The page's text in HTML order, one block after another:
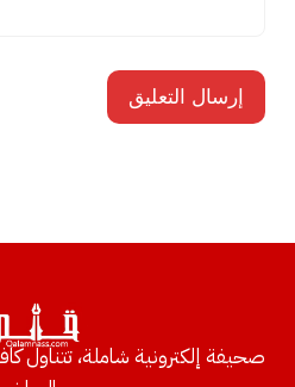
صحيفة إلكترونية شاملة، تتناول